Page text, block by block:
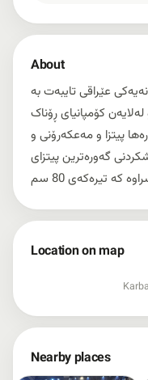
About
عێراقی تایبەت بە
دامەزراوە و لەلایەن کۆمپانیای ڕۆناک
پیتزا و مەعکەرۆنی و
گەورەترین پیتزای
Nearby places
Location on map